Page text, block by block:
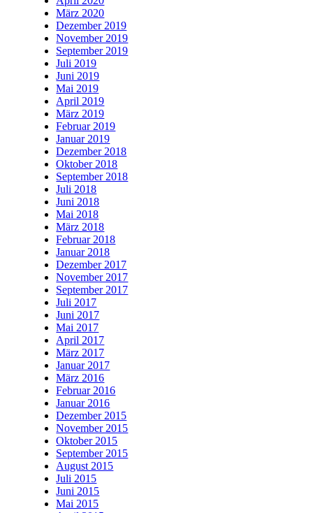
März 2020
Dezember 2019
November 2019
September 2019
Juli 2019
Juni 2019
Mai 2019
April 2019
März 2019
Februar 2019
Januar 2019
Dezember 2018
Oktober 2018
September 2018
Juli 2018
Juni 2018
Mai 2018
März 2018
Februar 2018
Januar 2018
Dezember 2017
November 2017
September 2017
Juli 2017
Juni 2017
Mai 2017
April 2017
März 2017
Januar 2017
März 2016
Februar 2016
Januar 2016
Dezember 2015
November 2015
Oktober 2015
September 2015
August 2015
Juli 2015
Juni 2015
Mai 2015